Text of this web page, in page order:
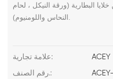
البطارية (ورقة النيكل ، لحام
علامة تجارية: ACEY
رقم الصنف.: